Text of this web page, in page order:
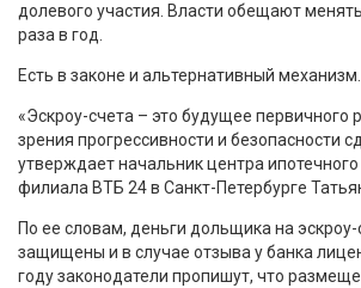
долевого участия. Власти обещают
раза в год.
Есть в законе и альтернативный механизм.
«Эскроу-счета – это будущее первичного
зрения прогрессивности и безопасности
утверждает начальник центра
филиала ВТБ 24 в Санкт-Петербурге
По ее словам, деньги дольщика на эскроу-
защищены и в случае отзыва у банка
году законодатели пропишут, что